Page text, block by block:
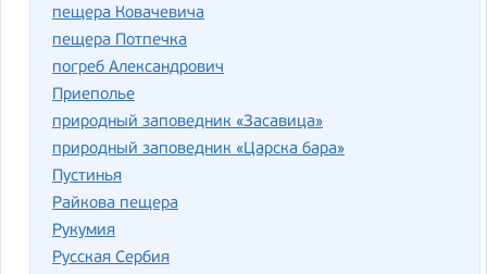
пещера Ковачевича
пещера Потпечка
погреб Александрович
Приеполье
природный заповедник «Засавица»
природный заповедник «Царска бара»
Пустинья
Райкова пещера
Рукумия
Русская Сербия